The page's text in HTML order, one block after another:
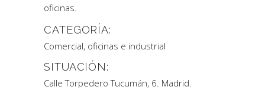
oficinas.
CATEGORÍA:
Comercial, oficinas e industrial
SITUACIÓN:
Calle Torpedero Tucumán, 6. Madrid.